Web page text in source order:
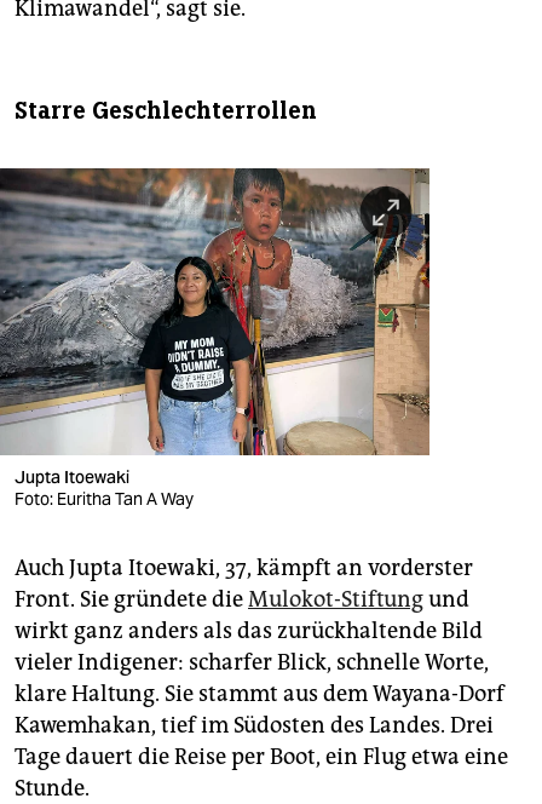
Klimawandel“, sagt sie.
Starre Geschlechterrollen
Jupta Itoewaki
Foto: Euritha Tan A Way
Auch Jupta Itoewaki, 37, kämpft an vorderster
Front. Sie gründete dieMulokot-Stiftungund
wirkt ganz anders als das zurückhaltende Bild
vieler Indigener: scharfer Blick, schnelle Worte,
klare Haltung. Sie stammt aus dem Wayana-Dorf
Kawemhakan, tief im Südosten des Landes. Drei
Tage dauert die Reise per Boot, ein Flug etwa eine
Stunde.